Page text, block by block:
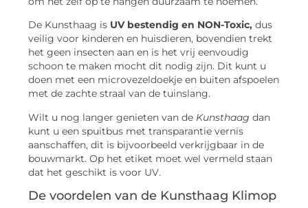
De Kunsthaag is UV bestendig en NON-Toxic, dus
veilig voor kinderen en huisdieren, bovendien trekt
het geen insecten aan en is het vrij eenvoudig
schoon te maken mocht dit nodig zijn. Dit kunt u
doen met een microvezeldoekje en buiten afspoelen
met de zachte straal van de tuinslang.
Wilt u nog langer genieten van de Kunsthaag dan
kunt u een spuitbus met transparantie vernis
aanschaffen, dit is bijvoorbeeld verkrijgbaar in de
bouwmarkt. Op het etiket moet wel vermeld staan
dat het geschikt is voor UV.
De voordelen van de Kunsthaag Klimop